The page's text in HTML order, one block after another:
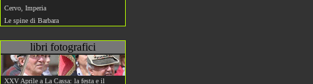
Cervo, Imperia
Le spine di Barbara
libri fotografici
XXV Aprile a La Cassa: la festa e il